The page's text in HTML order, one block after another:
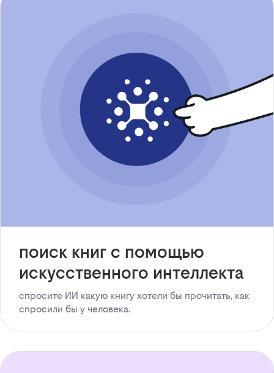
поиск книг с помощью
искусственного интеллекта
спросите ИИ какую книгу хотели бы прочитать, как
спросили бы у человека.